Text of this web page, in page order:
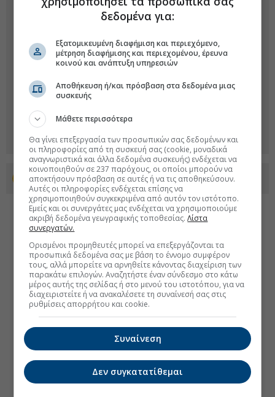
Προσθέστε το euro2day.gr στο Discover
δεδομένα για:
Εξατομικευμένη διαφήμιση και περιεχόμενο,
μέτρηση διαφήμισης και περιεχομένου, έρευνα
κοινού και ανάπτυξη υπηρεσιών
Αποθήκευση ή/και πρόσβαση στα δεδομένα μιας
συσκευής
Μάθετε περισσότερα
Θα γίνει επεξεργασία των προσωπικών σας δεδομένων και
οι πληροφορίες από τη συσκευή σας (cookie, μοναδικά
αναγνωριστικά και άλλα δεδομένα συσκευής) ενδέχεται να
κοινοποιηθούν σε 237 παρόχους, οι οποίοι μπορούν να
αποκτήσουν πρόσβαση σε αυτές ή να τις αποθηκεύσουν.
Αυτές οι πληροφορίες ενδέχεται επίσης να
χρησιμοποιηθούν συγκεκριμένα από αυτόν τον ιστότοπο.
Εμείς και οι συνεργάτες μας ενδέχεται να χρησιμοποιούμε
ακριβή δεδομένα γεωγραφικής τοποθεσίας.Λίστα
συνεργατών.
Ορισμένοι προμηθευτές μπορεί να επεξεργάζονται τα
προσωπικά δεδομένα σας με βάση το έννομο συμφέρον
τους, αλλά μπορείτε να αρνηθείτε κάνοντας διαχείριση των
παρακάτω επιλογών. Αναζητήστε έναν σύνδεσμο στο κάτω
μέρος αυτής της σελίδας ή στο μενού του ιστοτόπου, για να
διαχειριστείτε ή να ανακαλέσετε τη συναίνεσή σας στις
ρυθμίσεις απορρήτου και cookie.
Συναίνεση
Δεν συγκατατίθεμαι